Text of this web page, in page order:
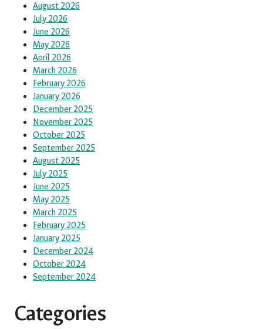
August 2026
July 2026
June 2026
May 2026
April 2026
March 2026
February 2026
January 2026
December 2025
November 2025
October 2025
September 2025
August 2025
July 2025
June 2025
May 2025
March 2025
February 2025
January 2025
December 2024
October 2024
September 2024
Categories